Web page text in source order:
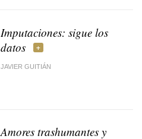
Imputaciones: sigue los
datos
JAVIER GUITIÁN
Amores trashumantes y